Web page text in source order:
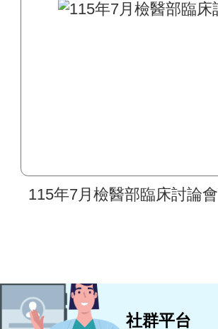
區間及檢驗作業皆無異動
115年7月檢醫部臨床討論會
社群平台